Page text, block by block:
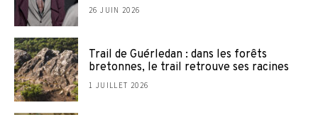
26 JUIN 2026
Trail de Guérledan : dans les forêts
bretonnes, le trail retrouve ses racines
1 JUILLET 2026